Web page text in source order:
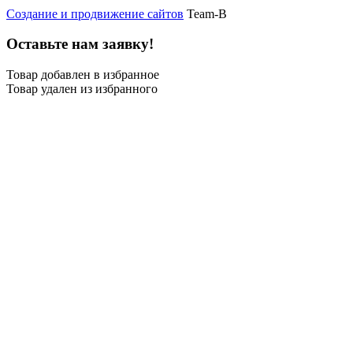
Создание и продвижение сайтов Team-B
Оставьте нам заявку!
Товар добавлен в избранное
Товар удален из избранного